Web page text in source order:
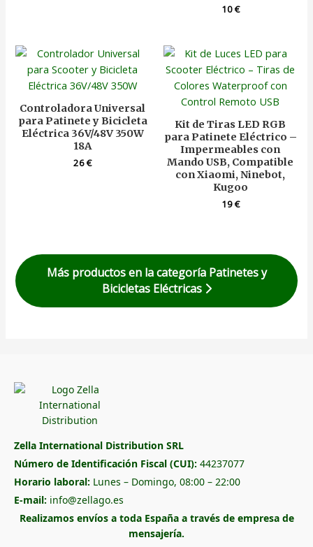
10€
Controladora Universal
para Patinete y Bicicleta
Eléctrica 36V/48V 350W
18A
26€
Kit de Tiras LED RGB
para Patinete Eléctrico –
Impermeables con
Mando USB, Compatible
con Xiaomi, Ninebot,
Kugoo
19€
Más productos en la categoría Patinetes y
Bicicletas Eléctricas
Zella International Distribution SRL
Número de Identificación Fiscal (CUI): 44237077
Horario laboral: Lunes – Domingo, 08:00 – 22:00
E-mail: info@zellago.es
Realizamos envíos a toda España a través de empresa de
mensajería.